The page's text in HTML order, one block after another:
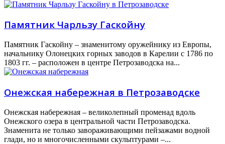
Памятник Чарльзу Гаскойну
Памятник Гаскойну – знаменитому оружейнику из Европы,
начальнику Олонецких горных заводов в Карелии с 1786 по
1803 гг. – расположен в центре Петрозаводска на...
Онежская набережная в Петрозаводске
Онежская набережная – великолепный променад вдоль
Онежского озера в центральной части Петрозаводска.
Знаменита не только завораживающими пейзажами водной
глади, но и многочисленными скульптурами –...